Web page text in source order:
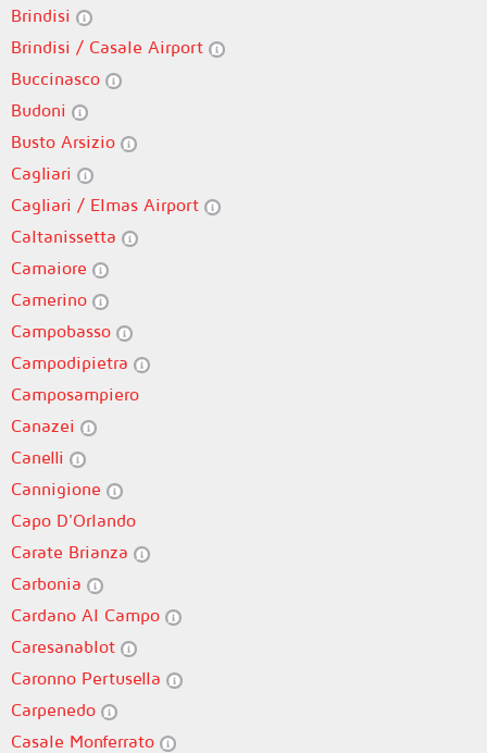
Brindisi
Brindisi / Casale Airport
Buccinasco
Budoni
Busto Arsizio
Cagliari
Cagliari / Elmas Airport
Caltanissetta
Camaiore
Camerino
Campobasso
Campodipietra
Camposampiero
Canazei
Canelli
Cannigione
Capo D'Orlando
Carate Brianza
Carbonia
Cardano Al Campo
Caresanablot
Caronno Pertusella
Carpenedo
Casale Monferrato